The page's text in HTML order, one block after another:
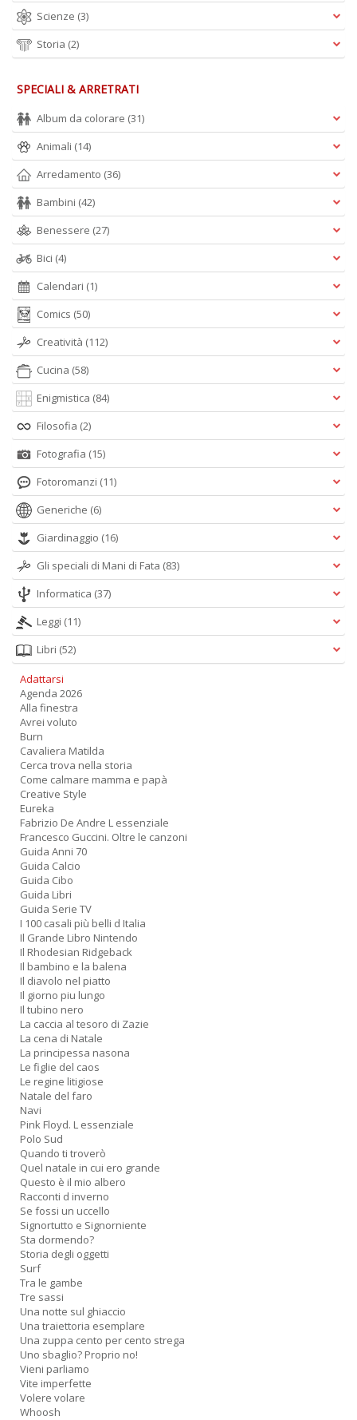
Scienze (3)
Storia (2)
SPECIALI & ARRETRATI
Album da colorare (31)
Animali (14)
Arredamento (36)
Bambini (42)
Benessere (27)
Bici (4)
Calendari (1)
Comics (50)
Creatività (112)
Cucina (58)
Enigmistica (84)
Filosofia (2)
Fotografia (15)
Fotoromanzi (11)
Generiche (6)
Giardinaggio (16)
Gli speciali di Mani di Fata (83)
Informatica (37)
Leggi (11)
Libri (52)
Adattarsi
Agenda 2026
Alla finestra
Avrei voluto
Burn
Cavaliera Matilda
Cerca trova nella storia
Come calmare mamma e papà
Creative Style
Eureka
Fabrizio De Andre L essenziale
Francesco Guccini. Oltre le canzoni
Guida Anni 70
Guida Calcio
Guida Cibo
Guida Libri
Guida Serie TV
I 100 casali più belli d Italia
Il Grande Libro Nintendo
Il Rhodesian Ridgeback
Il bambino e la balena
Il diavolo nel piatto
Il giorno piu lungo
Il tubino nero
La caccia al tesoro di Zazie
La cena di Natale
La principessa nasona
Le figlie del caos
Le regine litigiose
Natale del faro
Navi
Pink Floyd. L essenziale
Polo Sud
Quando ti troverò
Quel natale in cui ero grande
Questo è il mio albero
Racconti d inverno
Se fossi un uccello
Signortutto e Signorniente
Sta dormendo?
Storia degli oggetti
Surf
Tra le gambe
Tre sassi
Una notte sul ghiaccio
Una traiettoria esemplare
Una zuppa cento per cento strega
Uno sbaglio? Proprio no!
Vieni parliamo
Vite imperfette
Volere volare
Whoosh